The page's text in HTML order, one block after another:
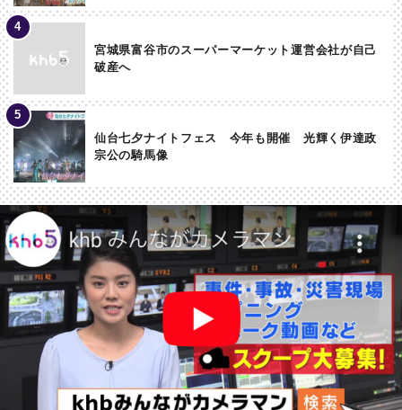
宮城県富谷市のスーパーマーケット運営会社が自己
破産へ
仙台七夕ナイトフェス 今年も開催 光輝く伊達政
宗公の騎馬像